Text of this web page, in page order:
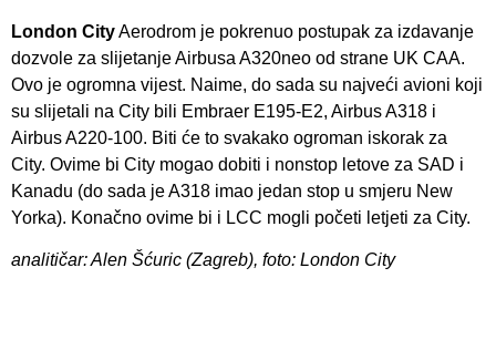
London CityAerodrom je pokrenuo postupak za izdavanje
dozvole za slijetanje Airbusa A320neo od strane UK CAA.
Ovo je ogromna vijest. Naime, do sada su najveći avioni koji
su slijetali na City bili Embraer E195-E2, Airbus A318 i
Airbus A220-100. Biti će to svakako ogroman iskorak za
City. Ovime bi City mogao dobiti i nonstop letove za SAD i
Kanadu (do sada je A318 imao jedan stop u smjeru New
Yorka). Konačno ovime bi i LCC mogli početi letjeti za City.
analitičar: Alen Šćuric (Zagreb), foto: London City